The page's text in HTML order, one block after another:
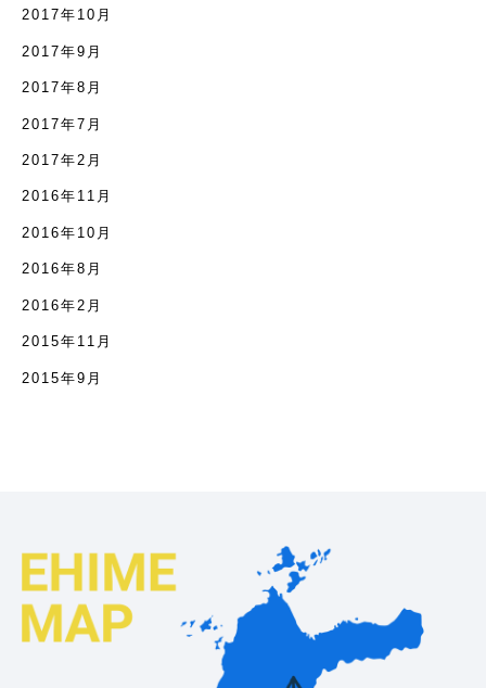
2017年10月
2017年9月
2017年8月
2017年7月
2017年2月
2016年11月
2016年10月
2016年8月
2016年2月
2015年11月
2015年9月